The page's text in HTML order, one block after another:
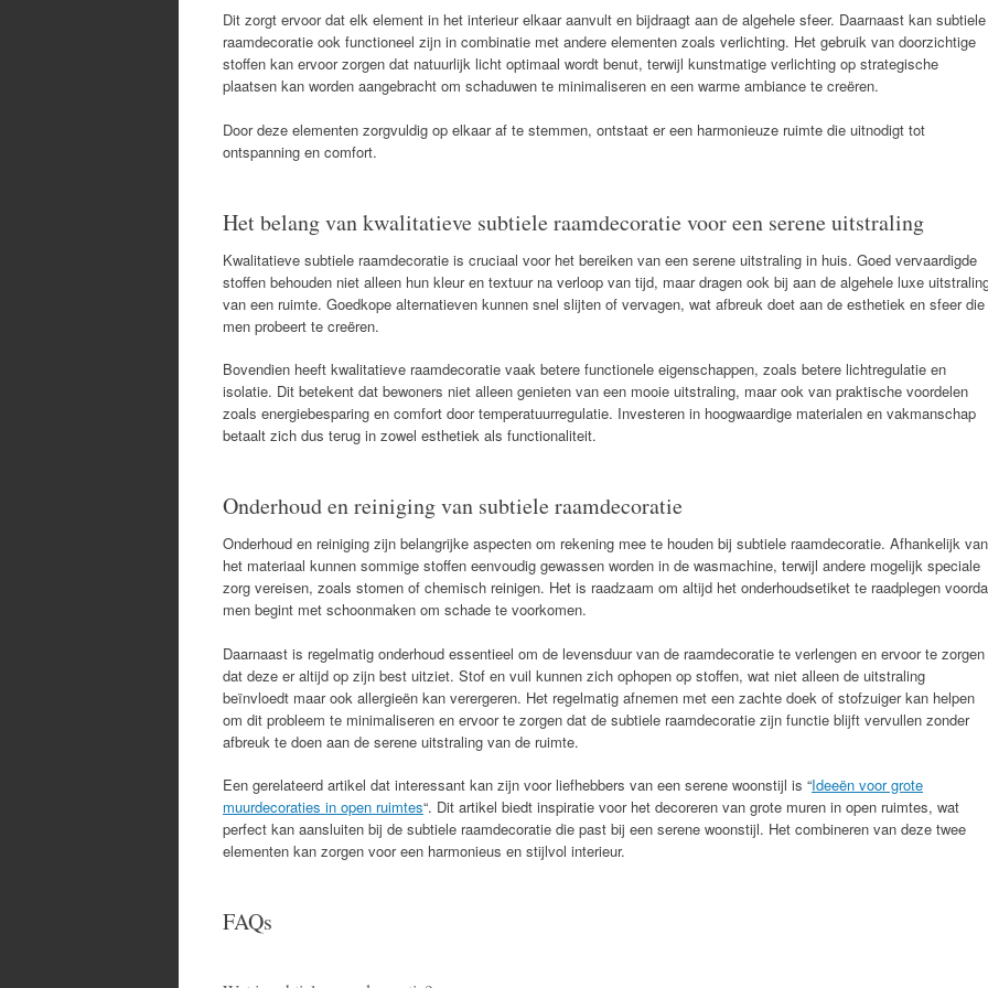
Dit zorgt ervoor dat elk element in het interieur elkaar aanvult en bijdraagt aan de algehele sfeer. Daarnaast kan subtiele
raamdecoratie ook functioneel zijn in combinatie met andere elementen zoals verlichting. Het gebruik van doorzichtige
stoffen kan ervoor zorgen dat natuurlijk licht optimaal wordt benut, terwijl kunstmatige verlichting op strategische
plaatsen kan worden aangebracht om schaduwen te minimaliseren en een warme ambiance te creëren.
Door deze elementen zorgvuldig op elkaar af te stemmen, ontstaat er een harmonieuze ruimte die uitnodigt tot
ontspanning en comfort.
Het belang van kwalitatieve subtiele raamdecoratie voor een serene uitstraling
Kwalitatieve subtiele raamdecoratie is cruciaal voor het bereiken van een serene uitstraling in huis. Goed vervaardigde
stoffen behouden niet alleen hun kleur en textuur na verloop van tijd, maar dragen ook bij aan de algehele luxe
van een ruimte. Goedkope alternatieven kunnen snel slijten of vervagen, wat afbreuk doet aan de esthetiek en sfeer die
men probeert te creëren.
Bovendien heeft kwalitatieve raamdecoratie vaak betere functionele eigenschappen, zoals betere lichtregulatie en
isolatie. Dit betekent dat bewoners niet alleen genieten van een mooie uitstraling, maar ook van praktische voordelen
zoals energiebesparing en comfort door temperatuurregulatie. Investeren in hoogwaardige materialen en vakmanschap
betaalt zich dus terug in zowel esthetiek als functionaliteit.
Onderhoud en reiniging van subtiele raamdecoratie
Onderhoud en reiniging zijn belangrijke aspecten om rekening mee te houden bij subtiele raamdecoratie. Afhankelijk van
het materiaal kunnen sommige stoffen eenvoudig gewassen worden in de wasmachine, terwijl andere mogelijk speciale
zorg vereisen, zoals stomen of chemisch reinigen. Het is raadzaam om altijd het onderhoudsetiket te raadplegen
men begint met schoonmaken om schade te voorkomen.
Daarnaast is regelmatig onderhoud essentieel om de levensduur van de raamdecoratie te verlengen en ervoor te zorgen
dat deze er altijd op zijn best uitziet. Stof en vuil kunnen zich ophopen op stoffen, wat niet alleen de uitstraling
beïnvloedt maar ook allergieën kan verergeren. Het regelmatig afnemen met een zachte doek of stofzuiger kan helpen
om dit probleem te minimaliseren en ervoor te zorgen dat de subtiele raamdecoratie zijn functie blijft vervullen zonder
afbreuk te doen aan de serene uitstraling van de ruimte.
Een gerelateerd artikel dat interessant kan zijn voor liefhebbers van een serene woonstijl is “Ideeën voor grote
muurdecoraties in open ruimtes“. Dit artikel biedt inspiratie voor het decoreren van grote muren in open ruimtes, wat
perfect kan aansluiten bij de subtiele raamdecoratie die past bij een serene woonstijl. Het combineren van deze twee
elementen kan zorgen voor een harmonieus en stijlvol interieur.
FAQs